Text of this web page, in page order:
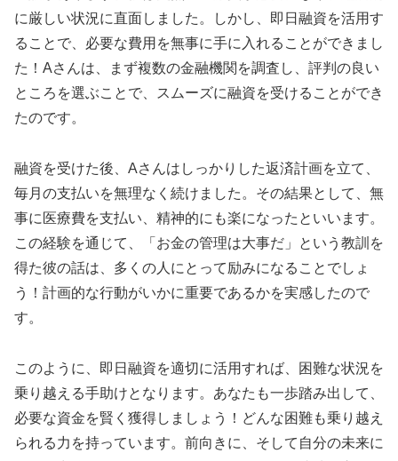
に厳しい状況に直面しました。しかし、即日融資を活用す
ることで、必要な費用を無事に手に入れることができまし
た！Aさんは、まず複数の金融機関を調査し、評判の良い
ところを選ぶことで、スムーズに融資を受けることができ
たのです。
融資を受けた後、Aさんはしっかりした返済計画を立て、
毎月の支払いを無理なく続けました。その結果として、無
事に医療費を支払い、精神的にも楽になったといいます。
この経験を通じて、「お金の管理は大事だ」という教訓を
得た彼の話は、多くの人にとって励みになることでしょ
う！計画的な行動がいかに重要であるかを実感したので
す。
このように、即日融資を適切に活用すれば、困難な状況を
乗り越える手助けとなります。あなたも一歩踏み出して、
必要な資金を賢く獲得しましょう！どんな困難も乗り越え
られる力を持っています。前向きに、そして自分の未来に